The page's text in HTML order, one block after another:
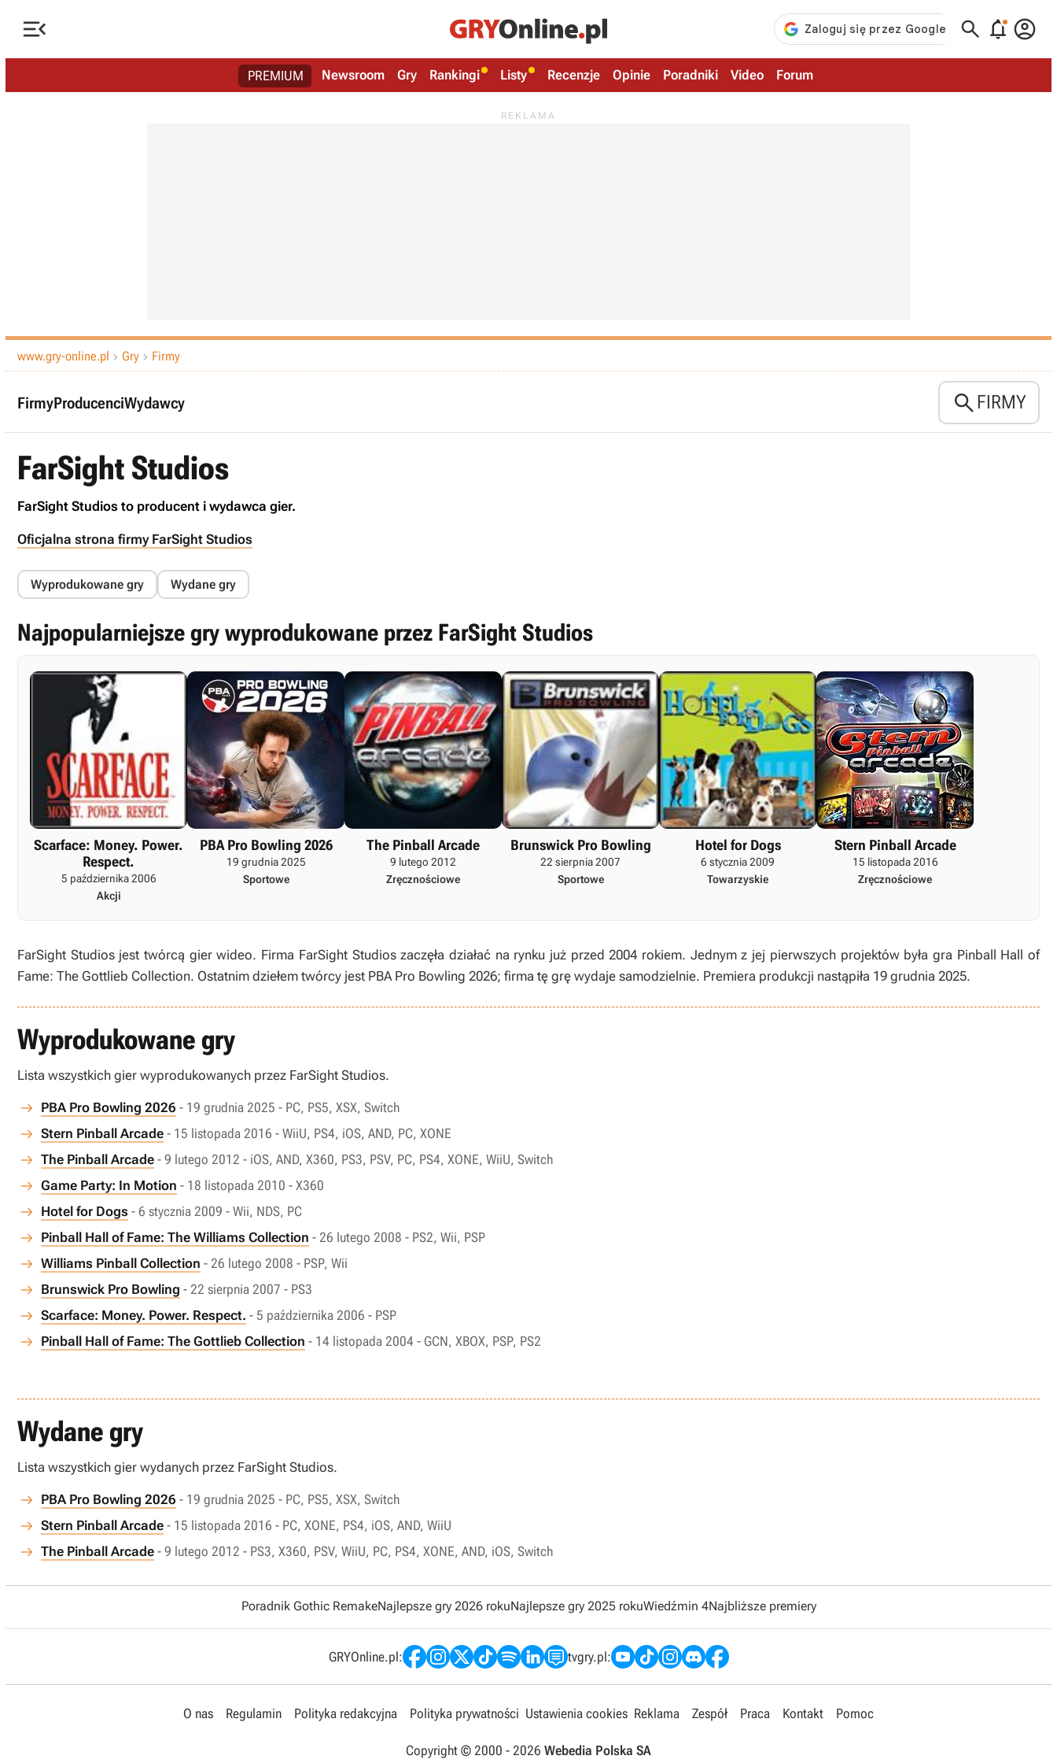
   
PREMIUM Newsroom Gry Rankingi Listy Recenzje Opinie Poradniki Video Forum
www.gry-online.pl  Gry  Firmy
FirmyProducenciWydawcy FIRMY
FarSight Studios
FarSight Studios to producent i wydawca gier.
Oficjalna strona firmy FarSight Studios
Wyprodukowane gry Wydane gry
Najpopularniejsze gry wyprodukowane przez FarSight Studios
Scarface: Money. Power.
Respect.
5 października 2006
Akcji
PBA Pro Bowling 2026
19 grudnia 2025
Sportowe
The Pinball Arcade
9 lutego 2012
Zręcznościowe
Brunswick Pro Bowling
22 sierpnia 2007
Sportowe
Hotel for Dogs
6 stycznia 2009
Towarzyskie
Stern Pinball Arcade
15 listopada 2016
Zręcznościowe
FarSight Studios jest twórcą gier wideo. Firma FarSight Studios zaczęła działać na rynku już przed 2004 rokiem. Jednym z jej pierwszych projektów była gra Pinball Hall of
Fame: The Gottlieb Collection. Ostatnim dziełem twórcy jest PBA Pro Bowling 2026; firma tę grę wydaje samodzielnie. Premiera produkcji nastąpiła 19 grudnia 2025.
Wyprodukowane gry
Lista wszystkich gier wyprodukowanych przez FarSight Studios.
PBA Pro Bowling 2026 - 19 grudnia 2025 - PC, PS5, XSX, Switch
Stern Pinball Arcade - 15 listopada 2016 - WiiU, PS4, iOS, AND, PC, XONE
The Pinball Arcade - 9 lutego 2012 - iOS, AND, X360, PS3, PSV, PC, PS4, XONE, WiiU, Switch
Game Party: In Motion - 18 listopada 2010 - X360
Hotel for Dogs - 6 stycznia 2009 - Wii, NDS, PC
Pinball Hall of Fame: The Williams Collection - 26 lutego 2008 - PS2, Wii, PSP
Williams Pinball Collection - 26 lutego 2008 - PSP, Wii
Brunswick Pro Bowling - 22 sierpnia 2007 - PS3
Scarface: Money. Power. Respect. - 5 października 2006 - PSP
Pinball Hall of Fame: The Gottlieb Collection - 14 listopada 2004 - GCN, XBOX, PSP, PS2
Wydane gry
Lista wszystkich gier wydanych przez FarSight Studios.
PBA Pro Bowling 2026 - 19 grudnia 2025 - PC, PS5, XSX, Switch
Stern Pinball Arcade - 15 listopada 2016 - PC, XONE, PS4, iOS, AND, WiiU
The Pinball Arcade - 9 lutego 2012 - PS3, X360, PSV, WiiU, PC, PS4, XONE, AND, iOS, Switch
Poradnik Gothic RemakeNajlepsze gry 2026 rokuNajlepsze gry 2025 rokuWiedźmin 4Najbliższe premiery
GRYOnline.pl: tvgry.pl:
O nas Regulamin Polityka redakcyjna Polityka prywatności Ustawienia cookies Reklama Zespół Praca Kontakt Pomoc
Copyright © 2000 - 2026 Webedia Polska SA